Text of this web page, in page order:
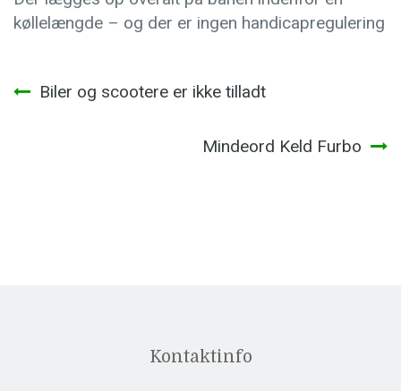
køllelængde – og der er ingen handicapregulering
Indlægsnavigation
Biler og scootere er ikke tilladt
Mindeord Keld Furbo
Kontaktinfo